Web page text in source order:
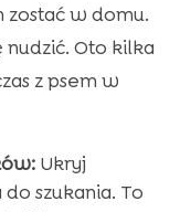
zostać w domu.
nudzić. Oto kilka
z psem w
Ukryj
szukania. To